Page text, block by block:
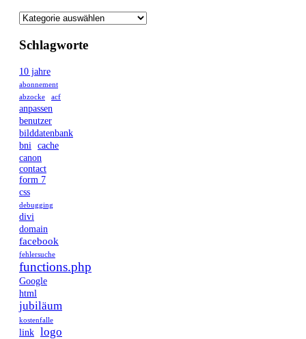
Schlagworte
10 jahre
abonnement
abzocke
acf
anpassen
benutzer
bilddatenbank
bni cache
canon
contact
form 7
css
debugging
divi
domain
facebook
fehlersuche
functions.php
Google
html
jubiläum
kostenfalle
link logo